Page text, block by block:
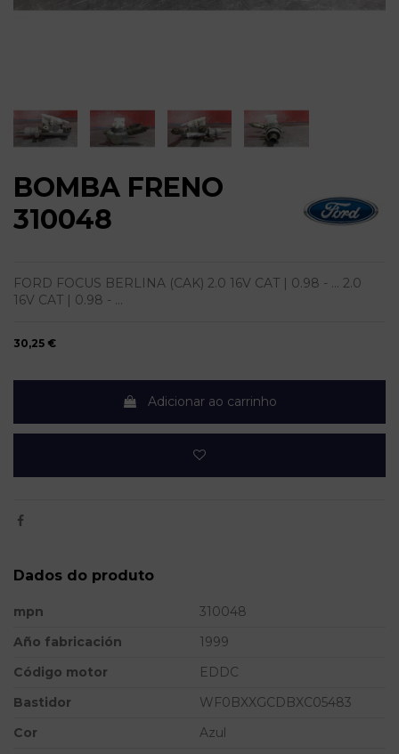
BOMBA FRENO
310048
FORD FOCUS BERLINA (CAK) 2.0 16V CAT | 0.98 - ... 2.0
16V CAT | 0.98 - ...
30,25 €
Adicionar ao carrinho
Dados do produto
mpn
310048
Año fabricación
1999
Código motor
EDDC
Bastidor
WF0BXXGCDBXC05483
Cor
Azul